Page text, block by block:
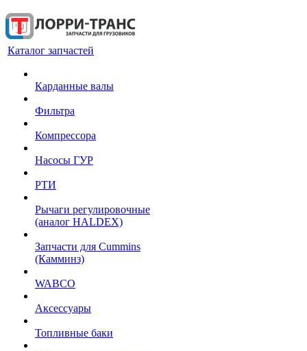
Каталог запчастей
Карданные валы
Фильтра
Компрессора
Насосы ГУР
РТИ
Рычаги регулировочные
(аналог HALDEX)
Запчасти для Cummins
(Камминз)
WABCO
Аксессуары
Топливные баки